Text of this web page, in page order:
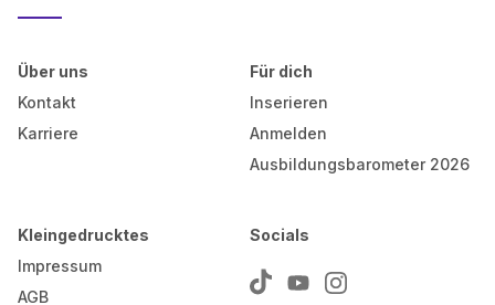
Über uns
Kontakt
Karriere
Für dich
Inserieren
Anmelden
Ausbildungsbarometer 2026
Kleingedrucktes
Impressum
AGB
Socials